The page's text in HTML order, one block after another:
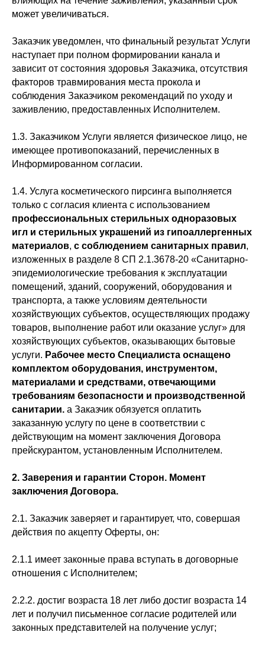
может увеличиваться.
Заказчик уведомлен, что финальный результат Услуги
наступает при полном формировании канала и
зависит от состояния здоровья Заказчика, отсутствия
факторов травмирования места прокола и
соблюдения Заказчиком рекомендаций по уходу и
заживлению, предоставленных Исполнителем.
1.3. Заказчиком Услуги является физическое лицо, не
имеющее противопоказаний, перечисленных в
Информированном согласии.
1.4. Услуга косметического пирсинга выполняется
только с согласия клиента с использованием
профессиональных стерильных одноразовых
игл и стерильных украшений из гипоаллергенных
материалов, с соблюдением санитарных правил,
изложенных в разделе 8 СП 2.1.3678-20 «Санитарно-
эпидемиологические требования к эксплуатации
помещений, зданий, сооружений, оборудования и
транспорта, а также условиям деятельности
хозяйствующих субъектов, осуществляющих продажу
товаров, выполнение работ или оказание услуг» для
хозяйствующих субъектов, оказывающих бытовые
услуги. Рабочее место Специалиста оснащено
комплектом оборудования, инструментом,
материалами и средствами, отвечающими
требованиям безопасности и производственной
санитарии. а Заказчик обязуется оплатить
заказанную услугу по цене в соответствии с
действующим на момент заключения Договора
прейскурантом, установленным Исполнителем.
2. Заверения и гарантии Сторон. Момент
заключения Договора.
2.1. Заказчик заверяет и гарантирует, что, совершая
действия по акцепту Оферты, он:
2.1.1 имеет законные права вступать в договорные
отношения с Исполнителем;
2.2.2. достиг возраста 18 лет либо достиг возраста 14
лет и получил письменное согласие родителей или
законных представителей на получение услуг;